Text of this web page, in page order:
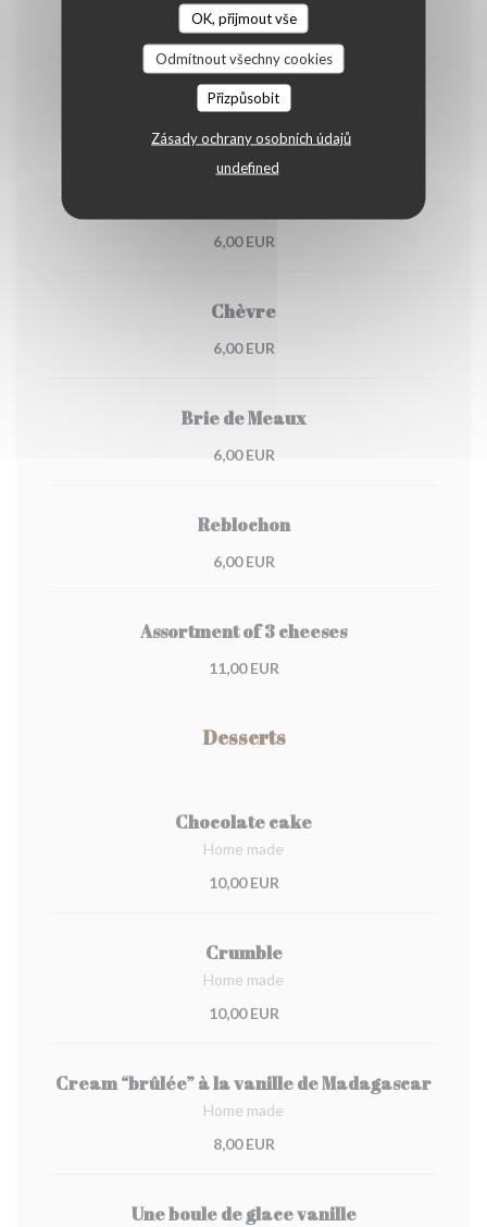
OK, přijmout vše
Odmítnout všechny cookies
Přizpůsobit
Zásady ochrany osobních údajů
undefined
6,00 EUR
Saint Nectaire
6,00 EUR
6,00 EUR
Chèvre
6,00 EUR
Brie de Meaux
6,00 EUR
Reblochon
6,00 EUR
Assortment of 3 cheeses
11,00 EUR
Desserts
Chocolate cake
Home made
10,00 EUR
Crumble
Home made
10,00 EUR
Cream “brûlée” à la vanille de Madagascar
Home made
8,00 EUR
Une boule de glace vanille